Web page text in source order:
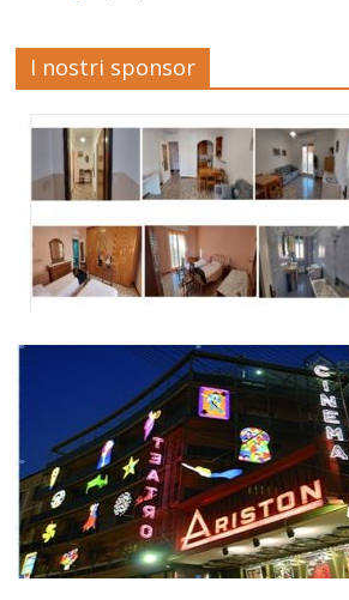
I nostri sponsor